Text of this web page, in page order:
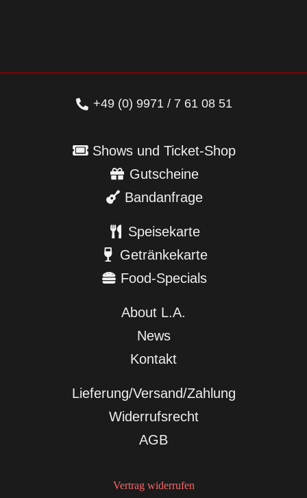
+49 (0) 9971 / 7 61 08 51
Shows und Ticket-Shop
Gutscheine
Bandanfrage
Speisekarte
Getränkekarte
Food-Specials
About L.A.
News
Kontakt
Lieferung/Versand/Zahlung
Widerrufsrecht
AGB
Vertrag widerrufen